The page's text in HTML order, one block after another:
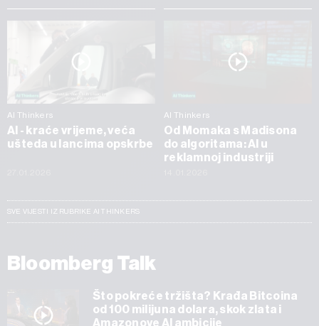
AI Thinkers
AI - kraće vrijeme, veća
ušteda u lancima opskrbe
AI Thinkers
Od Momaka s Madisona
do algoritama: AI u
reklamnoj industriji
SVE VIJESTI IZ RUBRIKE AI THINKERS
Bloomberg Talk
Što pokreće tržišta? Krađa Bitcoina
od 100 milijuna dolara, skok zlata i
Amazonove AI ambicije